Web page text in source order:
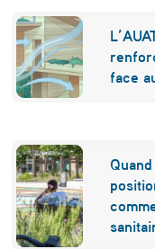
r
o
u
e
s
u
r
face